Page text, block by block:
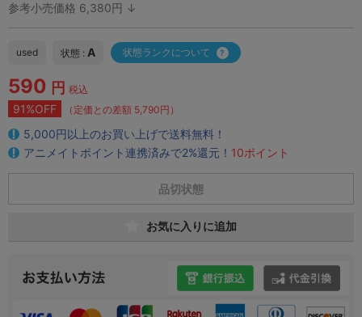
参考小売価格 6,380円 ↓
used 状態 : A 状態ランクについて
590 円 税込
91%OFF （定価との差額 5,790円）
5,000円以上のお買い上げで送料無料！
アニメイトポイント連携済みで2%還元！ 10ポイント
品切状態
お気に入りに追加